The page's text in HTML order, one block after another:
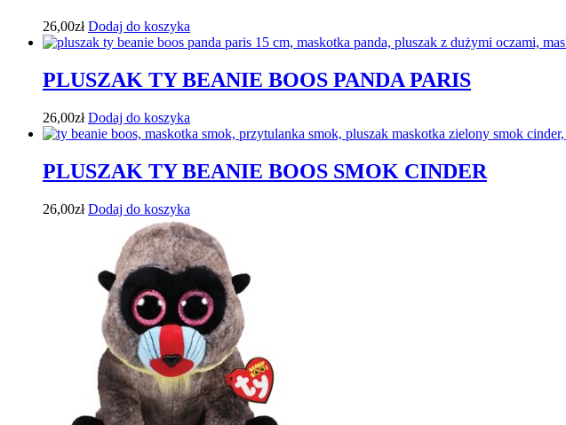
26,00zł Dodaj do koszyka
PLUSZAK TY BEANIE BOOS PANDA PARIS
26,00zł Dodaj do koszyka
PLUSZAK TY BEANIE BOOS SMOK CINDER
26,00zł Dodaj do koszyka